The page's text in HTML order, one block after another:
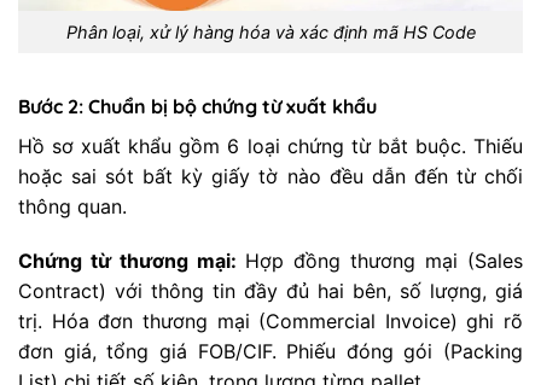
Phân loại, xử lý hàng hóa và xác định mã HS Code
Bước 2: Chuẩn bị bộ chứng từ xuất khẩu
Hồ sơ xuất khẩu gồm 6 loại chứng từ bắt buộc. Thiếu
hoặc sai sót bất kỳ giấy tờ nào đều dẫn đến từ chối
thông quan.
Chứng từ thương mại: Hợp đồng thương mại (Sales
Contract) với thông tin đầy đủ hai bên, số lượng, giá
trị. Hóa đơn thương mại (Commercial Invoice) ghi rõ
đơn giá, tổng giá FOB/CIF. Phiếu đóng gói (Packing